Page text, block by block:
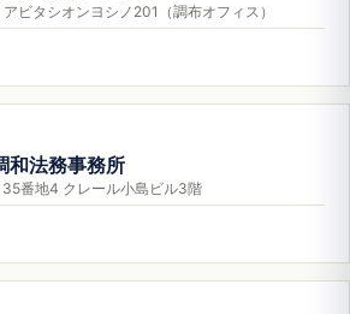
ビタシオンヨシノ201（調布オフィス）
和法務事務所
番地4 クレール小島ビル3階